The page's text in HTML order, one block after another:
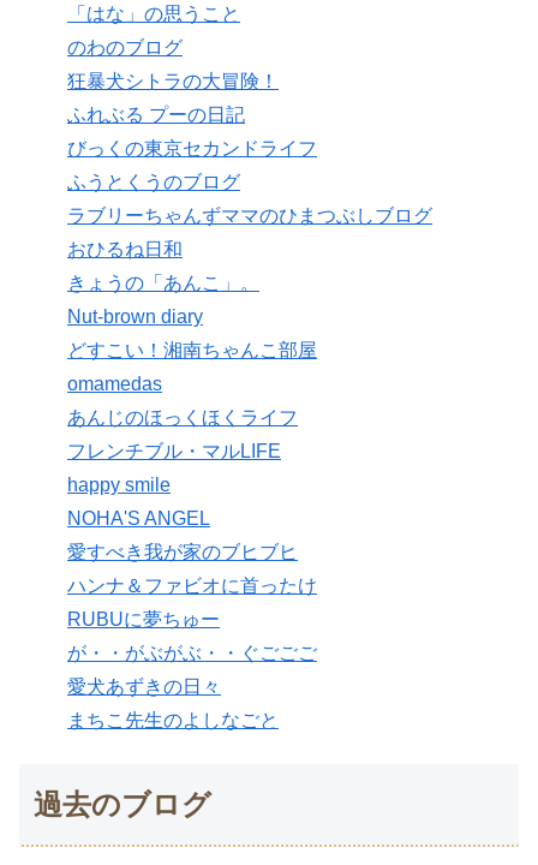
「はな」の思うこと
のわのブログ
狂暴犬シトラの大冒険！
ふれぶる プーの日記
びっくの東京セカンドライフ
ふうとくうのブログ
ラブリーちゃんずママのひまつぶしブログ
おひるね日和
きょうの「あんこ」。
Nut-brown diary
どすこい！湘南ちゃんこ部屋
omamedas
あんじのほっくほくライフ
フレンチブル・マルLIFE
happy smile
NOHA'S ANGEL
愛すべき我が家のブヒブヒ
ハンナ＆ファビオに首ったけ
RUBUに夢ちゅー
が・・がぶがぶ・・ぐごごご
愛犬あずきの日々
まちこ先生のよしなごと
過去のブログ